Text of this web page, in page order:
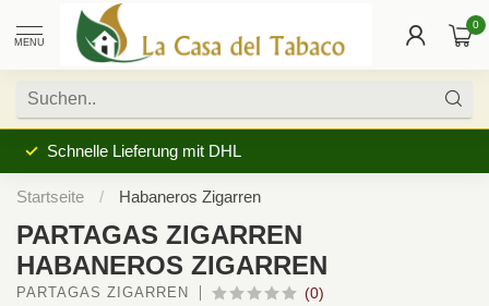
MENU
0
Kein Verkauf an Jugendliche unter 18 Jahren
Startseite / Habaneros Zigarren
PARTAGAS ZIGARREN
HABANEROS ZIGARREN
PARTAGAS ZIGARREN (0)